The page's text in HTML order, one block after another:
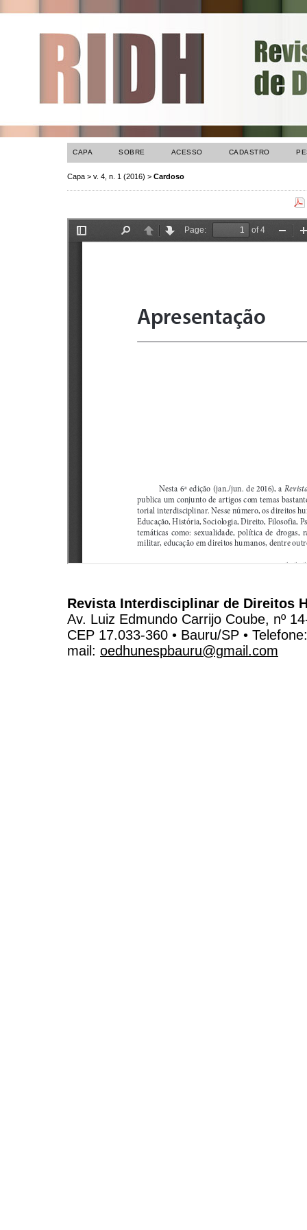
CAPA SOBRE ACESSO CADASTRO
Capa > v. 4, n. 1 (2016) > Cardoso
Revista Interdisciplinar de Direitos
Av. Luiz Edmundo Carrijo Coube, nº
CEP 17.033-360 • Bauru/SP •
mail: oedhunespbauru@gmail.com